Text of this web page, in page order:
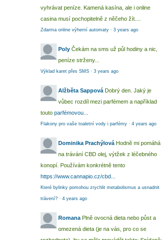
vyhrávat peníze. Kamená kasína, ale i online
casina musí pochopitelně z něčeho žít....
Zdarma online výherní automaty · 3 years ago
Poly Čekám na sms už půl hodiny a nic,
peníze strženy...
Výklad karet přes SMS · 3 years ago
Alžběta Sappová Dobrý den. Jaký je
vůbec rozdíl mezi parfémem a například
touto parfémovou...
Flakony pro vaše toaletní vody i parfémy · 4 years ago
Dominika Prachýlová Hodně mi pomáhá
na trávání CBD olej, výtžek z léčebného
konopí. Používám konkrétně tento
https://www.cannapio.cz/cbd...
Které bylinky pomohou zrychlit metabolismus a usnadnit
trávení? · 4 years ago
Romana Plně ovocná dieta nebo půst a
omezená dieta (je na vás, pro co se